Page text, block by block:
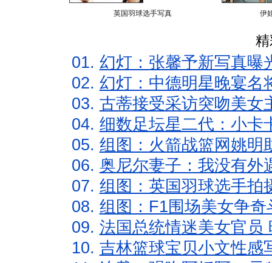
英国羽球选手写真 伊
01. 幻灯：张馨予新写真曝
02. 幻灯：中德明星晚宴名
03. 古蒂接受采访突吻美女
04. 细数足坛星二代：小卡
05. 组图：火箭战篮网姚明
06. 奥尼尔妻子：我没有外
07. 组图：英国羽球选手拍
08. 组图：F1围场美女争
09. 法国总统情迷美女官员
10. 吉林篮球宝贝小文性感